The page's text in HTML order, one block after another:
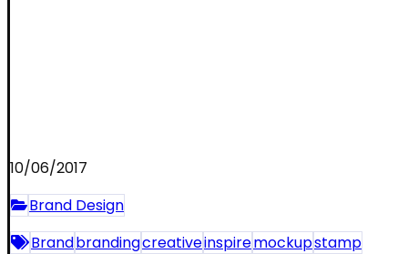
10/06/2017
Brand Design
Brandbrandingcreativeinspiremockupstamp